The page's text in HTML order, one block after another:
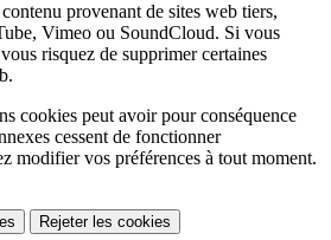
provenant de sites web tiers,
Vimeo ou SoundCloud. Si vous
risquez de supprimer certaines
cookies peut avoir pour conséquence
cessent de fonctionner
modifier vos préférences à tout moment.
Rejeter les cookies